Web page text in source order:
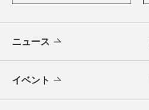
ニュース
イベント